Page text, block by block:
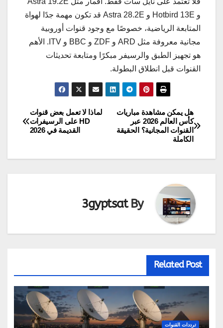
و Hotbird 13E و Astra 28.2E قد تكون مهمة جدًا لهواة
المتابعة الرياضية، خصوصًا مع وجود قنوات أوروبية
مجانية معروفة مثل ARD و ZDF و BBC و ITV. الأهم
هو تجهيز الطبق والرسيفر مبكرًا ومتابعة تحديثات
القنوات قبل انطلاق البطولة.
تصفّح
المقالات
لماذا لا تعمل بعض قنوات
HD على الرسيفرات
القديمة في 2026
هل يمكن مشاهدة مباريات
كأس العالم 2026 عبر
القنوات المجانية؟ الحقيقة
الكاملة
By
3gyptsat
Related Post
ترددات القنوات